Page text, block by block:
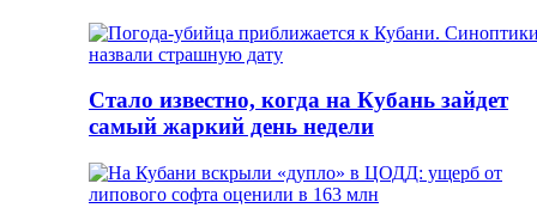
Стало известно, когда на Кубань зайдет
самый жаркий день недели